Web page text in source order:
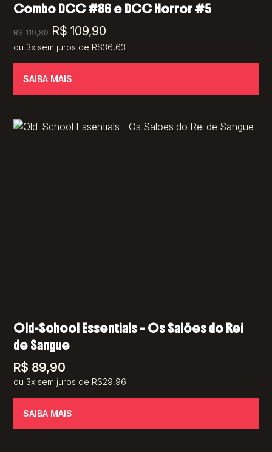
Combo DCC #86 e DCC Horror #5
R$119,80 O
preço
original
era:
R$ 119,80.
R$ 109,90
preço
atual
R$ 109,90.
ou 3x sem juros de R$36,63
SAIBA MAIS
Old-School Essentials – Os Salões do Rei
de Sangue
R$ 89,90
ou 3x sem juros de R$29,96
SAIBA MAIS